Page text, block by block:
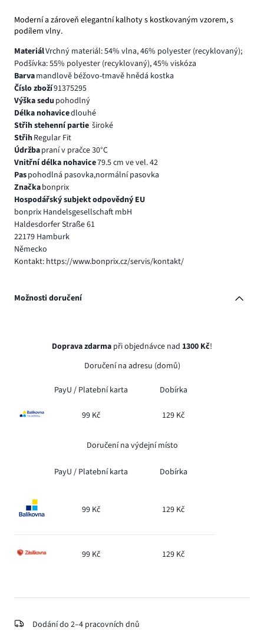
Moderní a zároveň elegantní kalhoty s kostkovaným vzorem, s
podílem vlny.
MateriálVrchný materiál: 54% vlna, 46% polyester (recyklovaný);
Podšívka: 55% polyester (recyklovaný), 45% viskóza
Barvamandlově béžovo-tmavě hnědá kostka
Číslo zboží91375295
Výška sedu pohodlný
Délka nohavicedlouhé
Střih stehenní partie široké
StřihRegular Fit
Údržbapraní v pračce 30°C
Vnitřní délka nohavice79.5 cm ve vel. 42
Paspohodlná pasovka,normální pasovka
Značkabonprix
Hospodářský subjekt odpovědný EU
bonprix Handelsgesellschaft mbH
Haldesdorfer Straße 61
22179 Hamburk
Německo
Kontakt: https://www.bonprix.cz/servis/kontakt/
Možnosti doručení
Doprava zdarma při objednávce nad 1300 Kč!
Doručení na adresu (domů)
PayU / Platební karta Dobírka
99 Kč 129 Kč
Doručení na výdejní místo
PayU / Platební karta Dobírka
99 Kč 129 Kč
99 Kč 129 Kč
Dodání do 2–4 pracovních dnů